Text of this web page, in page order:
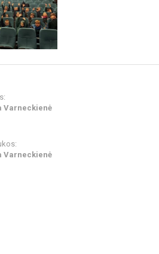
Varneckienė
Varneckienė